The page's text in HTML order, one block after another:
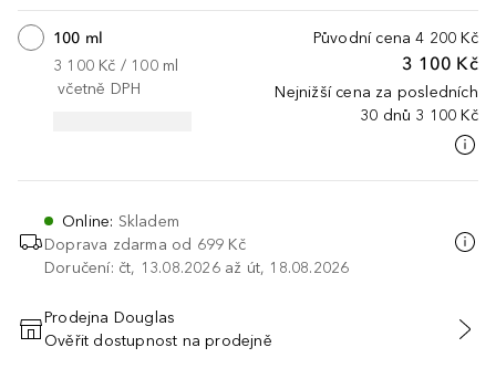
Původní cena 4 200 Kč
3 100 Kč
Nejnižší cena za posledních
30 dnů 3 100 Kč
100 ml
3 100 Kč / 100 ml
včetně DPH
Online: Skladem
Doprava zdarma od 699 Kč
Doručení: čt, 13.08.2026 až út, 18.08.2026
PŘIDAT DO KOŠÍKU
Prodejna Douglas
Ověřit dostupnost na prodejně